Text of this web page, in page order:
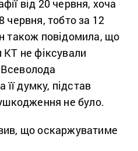
від 20 червня, хоча
червня, тобто за 12
також повідомила, що
КТ не фіксували
її думку, підстав
не було.
що оскаржуватиме